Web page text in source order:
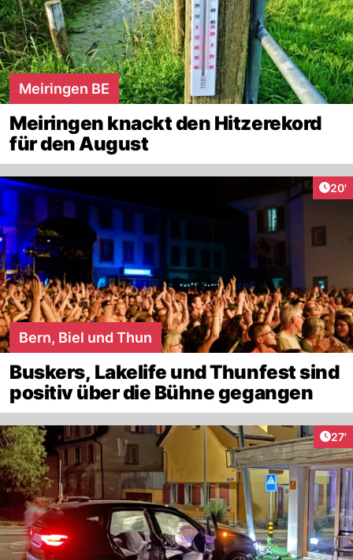
Meiringen BE
Meiringen knackt den Hitzerekord
für den August
20'
Bern, Biel und Thun
Buskers, Lakelife und Thunfest sind
positiv über die Bühne gegangen
27'